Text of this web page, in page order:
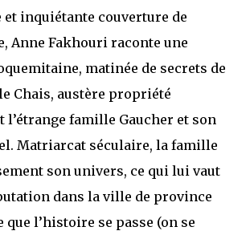
et inquiétante couverture de
Anne Fakhouri raconte une
matinée de secrets de
Chais, austère propriété
l’étrange famille Gaucher et son
Matriarcat séculaire, la famille
son univers, ce qui lui vaut
dans la ville de province
que l’histoire se passe (on se